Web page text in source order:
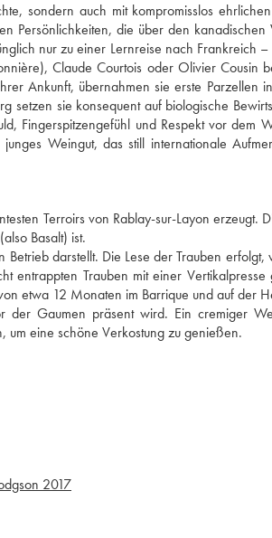
sondern auch mit kompromisslos
Persönlichkeiten, die über den kanadischen
nur zu einer Lernreise nach Frankreich
Claude Courtois oder Olivier Cousin
Ankunft, übernahmen sie erste Parzellen
setzen sie konsequent auf biologische
Fingerspitzengefühl und Respekt vor dem
Weingut, das still internationale
Terroirs von Rablay-sur-Layon erzeugt.
Basalt) ist.
darstellt. Die Lese der Trauben erfolgt,
entrappten Trauben mit einer Vertikalpresse
etwa 12 Monaten im Barrique und auf der
der Gaumen präsent wird. Ein cremiger
eine schöne Verkostung zu genießen.
2017